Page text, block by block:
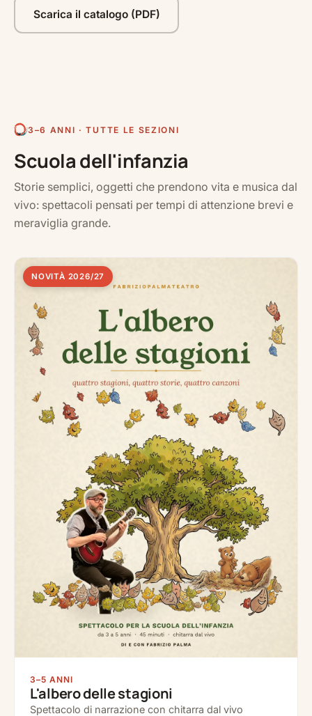
Scarica il catalogo (PDF)
3–6 ANNI · TUTTE LE SEZIONI
Scuola dell'infanzia
Storie semplici, oggetti che prendono vita e musica dal
vivo: spettacoli pensati per tempi di attenzione brevi e
meraviglia grande.
NOVITÀ 2026/27
3–5 ANNI
L'albero delle stagioni
Spettacolo di narrazione con chitarra dal vivo